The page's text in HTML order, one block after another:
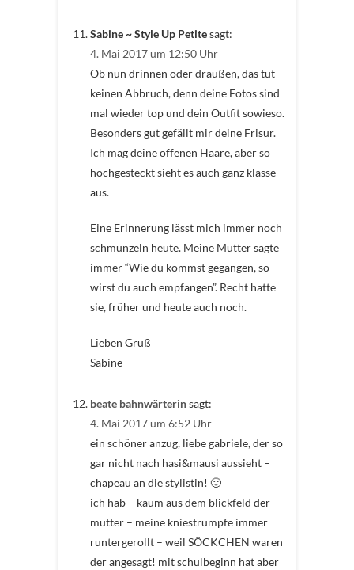
Sabine ~ Style Up Petitesagt:
4. Mai 2017 um 12:50 Uhr
Ob nun drinnen oder draußen, das tut
keinen Abbruch, denn deine Fotos sind
mal wieder top und dein Outfit sowieso.
Besonders gut gefällt mir deine Frisur.
Ich mag deine offenen Haare, aber so
hochgesteckt sieht es auch ganz klasse
aus.
Eine Erinnerung lässt mich immer noch
schmunzeln heute. Meine Mutter sagte
immer “Wie du kommst gegangen, so
wirst du auch empfangen”. Recht hatte
sie, früher und heute auch noch.
Lieben Gruß
Sabine
beate bahnwärterinsagt:
4. Mai 2017 um 6:52 Uhr
ein schöner anzug, liebe gabriele, der so
gar nicht nach hasi&mausi aussieht –
chapeau an die stylistin! 🙂
ich hab – kaum aus dem blickfeld der
mutter – meine kniestrümpfe immer
runtergerollt – weil SÖCKCHEN waren
der angesagt! mit schulbeginn hat aber